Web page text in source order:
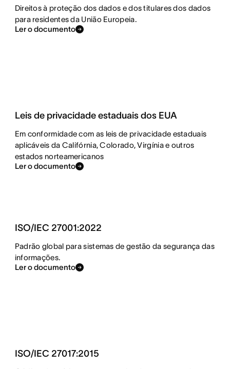
Direitos à proteção dos dados e dos titulares dos dados
para residentes da União Europeia.
Ler o documento
Leis de privacidade estaduais dos EUA
Em conformidade com as leis de privacidade estaduais
aplicáveis da Califórnia, Colorado, Virgínia e outros
estados norteamericanos
Ler o documento
ISO/IEC 27001:2022
Padrão global para sistemas de gestão da segurança das
informações.
Ler o documento
ISO/IEC 27017:2015